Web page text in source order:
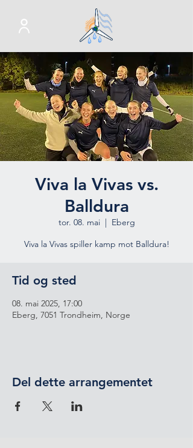
Viva la Vivas vs.
Balldura
tor. 08. mai
  |
Eberg
Viva la Vivas spiller kamp mot Balldura!
Tid og sted
08. mai 2025, 17:00
Eberg, 7051 Trondheim, Norge
Del dette arrangementet